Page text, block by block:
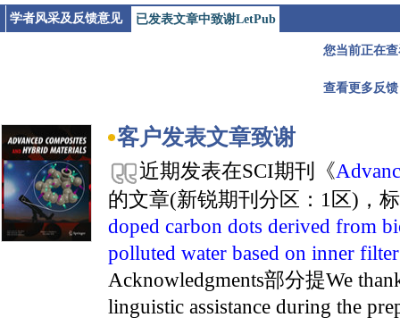
学者风采及反馈意见 已发表文章中致谢LetPub
您当前正在
查看更多反
客户发表文章致谢
近期发表在SCI期刊《
的文章(新锐期刊分区：1区)，
doped carbon dots derived from
polluted water based on inner
Acknowledgments部分提We
linguistic assistance during the